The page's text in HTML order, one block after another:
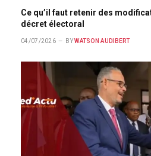
Ce qu’il faut retenir des
décret électoral
04/07/2026 BY WATSON AUDIBERT